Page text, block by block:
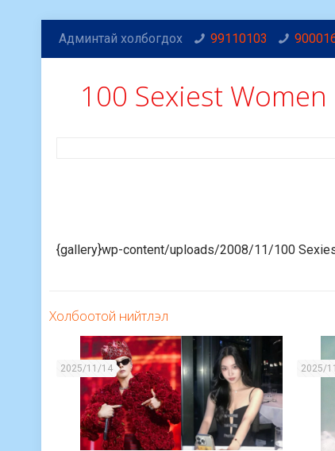
Админтай холбогдох 99110103
100 Sexiest
{gallery}wp-content/uploads/2008/11/100
Холбоотой нийтлэл
2025/11/14 2025/